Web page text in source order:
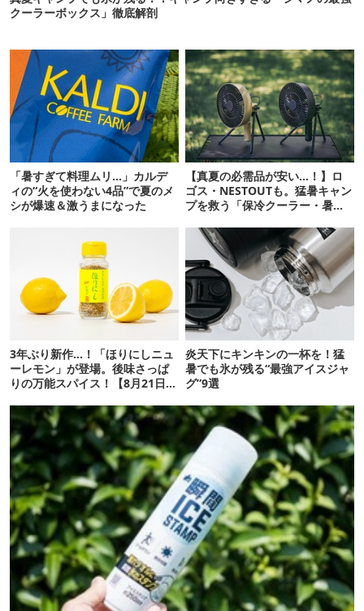
クーラーボックス」徹底解剖
「暑すぎて料理ムリ…」カルデ
ィの“火を使わない4品”で夏のメ
シが爆速＆激うまになった
【真夏の必需品が安い…！】ロ
ゴス・NESTOUTも。猛暑キャン
プを救う「保冷クーラー・暑さ
3年ぶり新作…！「ほりにしニュ
ーレモン」が登場。後味さっぱ
りの万能スパイス！【8月21日発
炎天下にキンキンの一杯を！猛
暑でも氷が残る“最強アイスジャ
グ”9選